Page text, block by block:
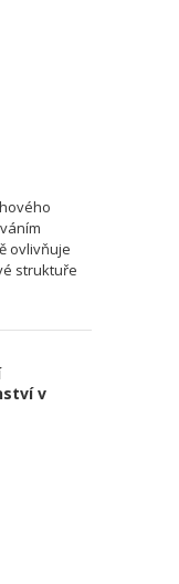
ovlivňuje
struktuře
v